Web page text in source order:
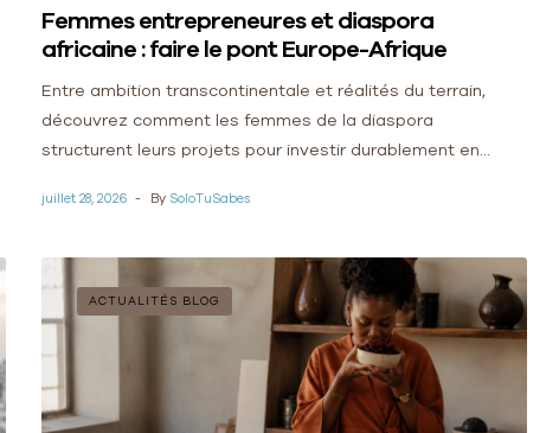
Femmes entrepreneures et diaspora
africaine : faire le pont Europe-Afrique
Entre ambition transcontinentale et réalités du terrain,
découvrez comment les femmes de la diaspora
structurent leurs projets pour investir durablement en
juillet 28, 2026 By SoloTuSabes
ACTUALITÉS BLOG